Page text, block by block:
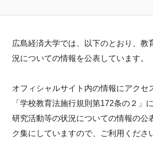
広島経済大学では、以下のとおり、教
況についての情報を公表しています。
オフィシャルサイト内の情報にアクセ
「学校教育法施行規則第172条の２」
研究活動等の状況についての情報の公
ク集にしていますので、ご利用くださ